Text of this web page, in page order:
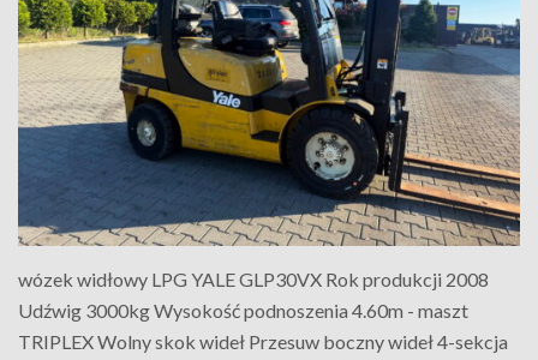
wózek widłowy LPG YALE GLP30VX Rok produkcji 2008
Udźwig 3000kg Wysokość podnoszenia 4.60m - maszt
TRIPLEX Wolny skok wideł Przesuw boczny wideł 4-sekcja